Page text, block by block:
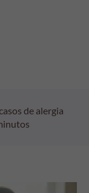
de alergia